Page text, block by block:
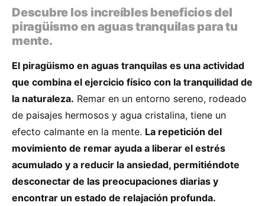
Descubre los increíbles beneficios del
piragüismo en aguas tranquilas para tu
mente.
El piragüismo en aguas tranquilas es una actividad
que combina el ejercicio físico con la tranquilidad de
la naturaleza. Remar en un entorno sereno, rodeado
de paisajes hermosos y agua cristalina, tiene un
efecto calmante en la mente. La repetición del
movimiento de remar ayuda a liberar el estrés
acumulado y a reducir la ansiedad, permitiéndote
desconectar de las preocupaciones diarias y
encontrar un estado de relajación profunda.